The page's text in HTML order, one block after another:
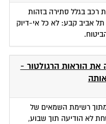
רכב בגלל סתירה בזהות
אביב קבע: לא כל אי-דיוק
את הוראות הרגולטור -
רשימת השמאים של
לא הודיעה תוך שבוע,